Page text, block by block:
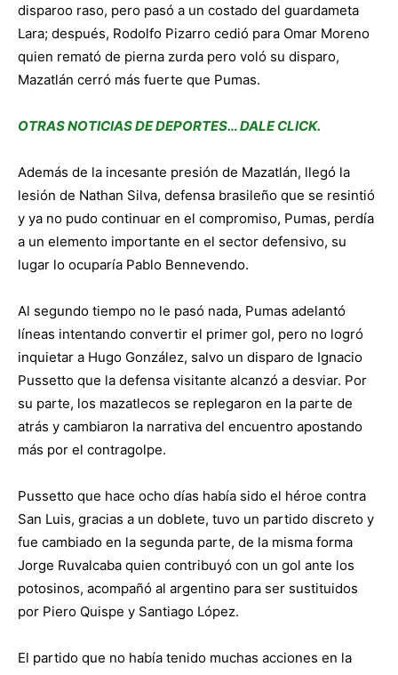
disparoo raso, pero pasó a un costado del guardameta
Lara; después, Rodolfo Pizarro cedió para Omar Moreno
quien remató de pierna zurda pero voló su disparo,
Mazatlán cerró más fuerte que Pumas.
OTRAS NOTICIAS DE DEPORTES… DALE CLICK.
Además de la incesante presión de Mazatlán, llegó la
lesión de Nathan Silva, defensa brasileño que se resintió
y ya no pudo continuar en el compromiso, Pumas, perdía
a un elemento importante en el sector defensivo, su
lugar lo ocuparía Pablo Bennevendo.
Al segundo tiempo no le pasó nada, Pumas adelantó
líneas intentando convertir el primer gol, pero no logró
inquietar a Hugo González, salvo un disparo de Ignacio
Pussetto que la defensa visitante alcanzó a desviar. Por
su parte, los mazatlecos se replegaron en la parte de
atrás y cambiaron la narrativa del encuentro apostando
más por el contragolpe.
Pussetto que hace ocho días había sido el héroe contra
San Luis, gracias a un doblete, tuvo un partido discreto y
fue cambiado en la segunda parte, de la misma forma
Jorge Ruvalcaba quien contribuyó con un gol ante los
potosinos, acompañó al argentino para ser sustituidos
por Piero Quispe y Santiago López.
El partido que no había tenido muchas acciones en la